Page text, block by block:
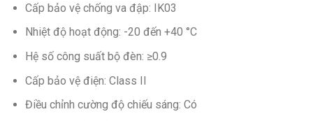
Cấp bảo vệ chống va đập: IK03
Nhiệt độ hoạt động: -20 đến +40 °C
Hệ số công suất bộ đèn: ≥0.9
Cấp bảo vệ điện: Class II
Điều chỉnh cường độ chiếu sáng: Có